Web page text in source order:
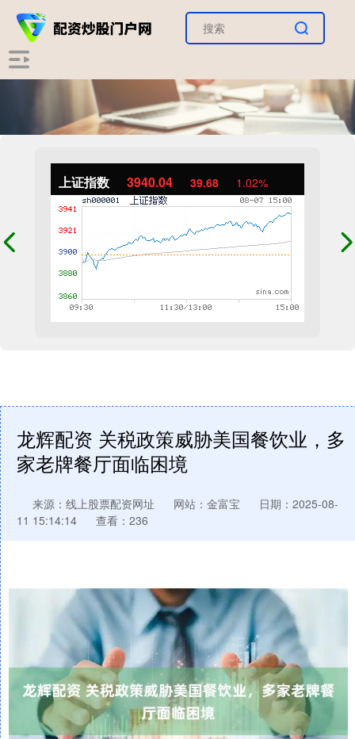
上证指数 3940.04 39.68 1.02%
龙辉配资 关税政策威胁美国餐饮业，多
家老牌餐厅面临困境
来源：线上股票配资网址 网站：金富宝
日期：2025-08-
11 15:14:14
查看：236